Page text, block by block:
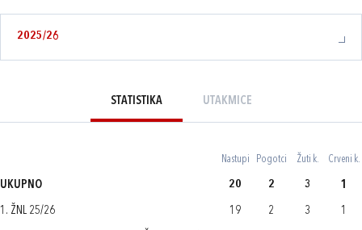
2025/26
STATISTIKA UTAKMICE
Nastupi Pogotci Žuti k. Crveni k.
UKUPNO 20 2 3 1
1. ŽNL 25/26 19 2 3 1